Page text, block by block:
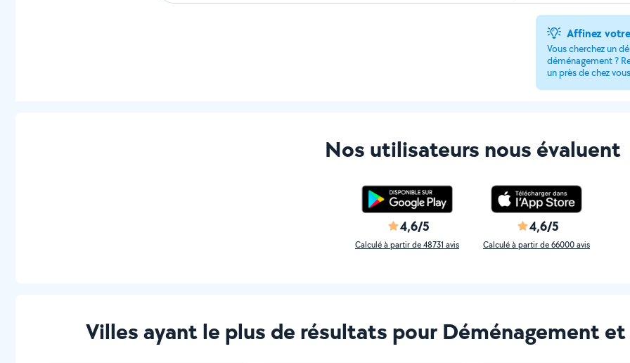
Affinez
Vous cherchez un
déménagement ?
un près de chez
Nos utilisateurs nous évaluent
4,6/5
Calculé à partir de 48731 avis
4,6/5
Calculé à partir de 66000 avis
Villes ayant le plus de résultats pour Déménagement